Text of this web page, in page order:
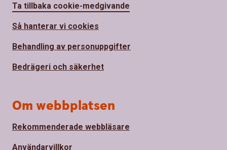
Ta tillbaka cookie-medgivande
Så hanterar vi cookies
Behandling av personuppgifter
Bedrägeri och säkerhet
Om webbplatsen
Rekommenderade webbläsare
Användarvillkor